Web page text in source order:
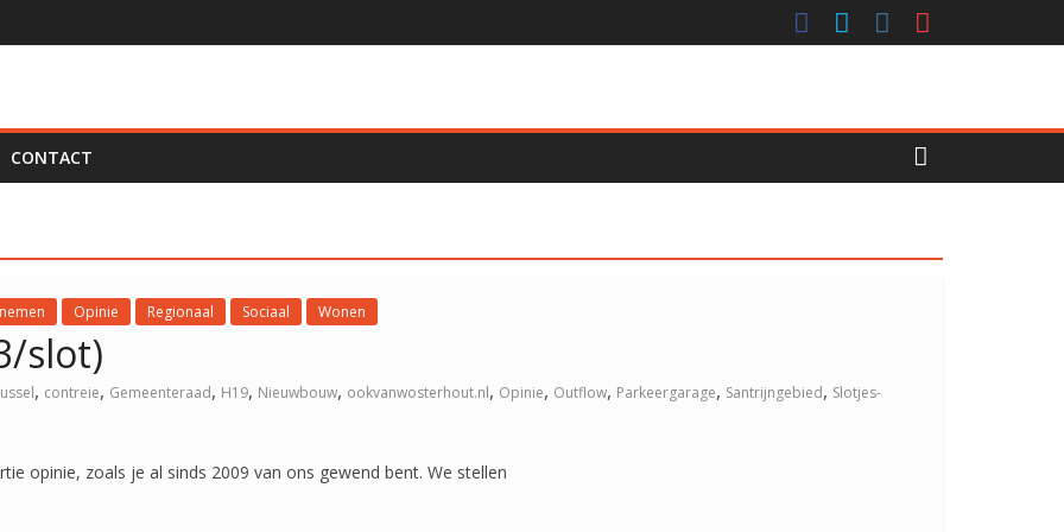
en dat is natuurlijk meteen een probleem
Wéér Zo Geweldig Maakte!
veiligheid tot voorkort
CONTACT
Opinie Regionaal Sociaal Wonen
slot)
, contreie, Gemeenteraad, H19, Nieuwbouw, ookvanwosterhout.nl, Opinie, Outflow, Parkeergarage, Santrijngebied, Slotjes-
opinie, zoals je al sinds 2009 van ons gewend bent. We stellen